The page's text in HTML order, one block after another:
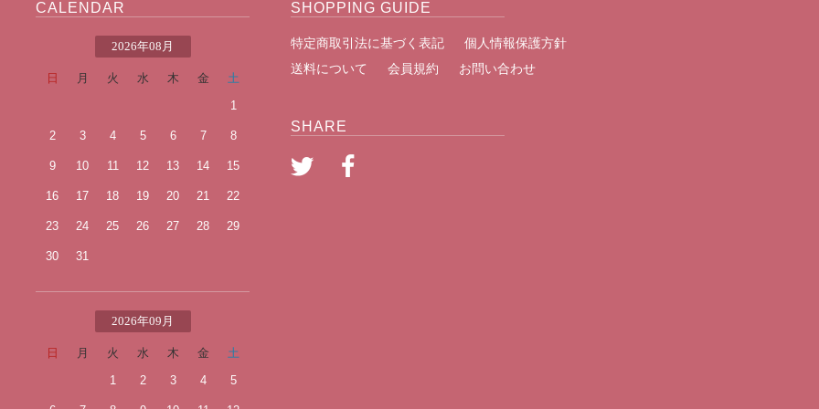
CALENDAR
2026年08月
日 月 火 水 木 金
土
1
2 3 4 5 6 7 8
9 10 11 12 13 14 15
16 17 18 19 20 21 22
23 24 25 26 27 28 29
30 31
2026年09月
日 月 火 水 木 金
土
1
2 3 4 5
SHOPPING GUIDE
特定商取引法に基づく表記
個人情報保護方針
送料について
会員規約 お問い合わせ
SHARE